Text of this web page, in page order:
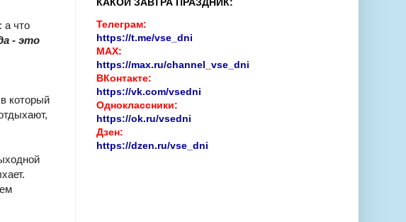
а что
- это
который
Телеграм:
https://t.me/vse_dni
MAX:
https://max.ru/channel_vse_dni
ВКонтакте:
https://vk.com/vsedni
Одноклассники:
https://ok.ru/vsedni
Дзен:
https://dzen.ru/vse_dni